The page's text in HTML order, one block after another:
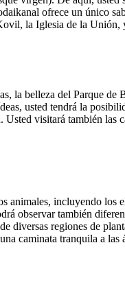
ofrece un único
la Iglesia de la Unión,
la belleza del Parque
usted tendrá la
visitará también las
animales, incluyendo los
observar también
diversas regiones de
caminata tranquila a las